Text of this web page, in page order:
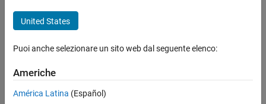
United States
Puoi anche selezionare un sito web dal seguente elenco:
Americhe
América Latina (Español)